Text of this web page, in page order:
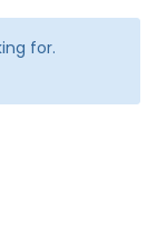
for.